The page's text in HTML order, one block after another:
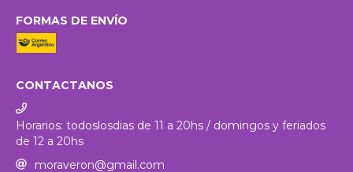
FORMAS DE ENVÍO
CONTACTANOS
Horarios: todoslosdias de 11 a 20hs / domingos y feriados
de 12 a 20hs
moraveron@gmail.com